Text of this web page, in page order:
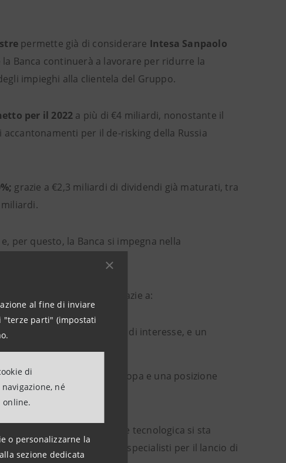
al fine di inviare
"terze parti" (impostati
di
né
o personalizzarne la
sezione dedicata
permette già di considerare Intesa Sanpaolo
la Banca continuerà a lavorare per ridurre la
impieghi alla clientela del Gruppo.
per il 2022 a più di €4 miliardi, nonostante il
per il de-risking della Russia
grazie a €2,3 miliardi di dividendi già maturati, tra
e, per questo, la Banca si impegna nella
, grazie a:
del margine di interesse, e un
ratio
tra i più bassi d'Europa e una posizione
e, in particolare, l’evoluzione tecnologica si sta
di circa trecento specialisti per il lancio di